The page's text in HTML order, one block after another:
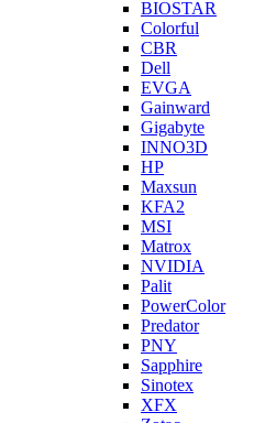
BIOSTAR
Colorful
CBR
Dell
EVGA
Gainward
Gigabyte
INNO3D
HP
Maxsun
KFA2
MSI
Matrox
NVIDIA
Palit
PowerColor
Predator
PNY
Sapphire
Sinotex
XFX